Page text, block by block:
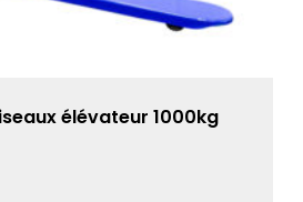
élévateur 1000kg